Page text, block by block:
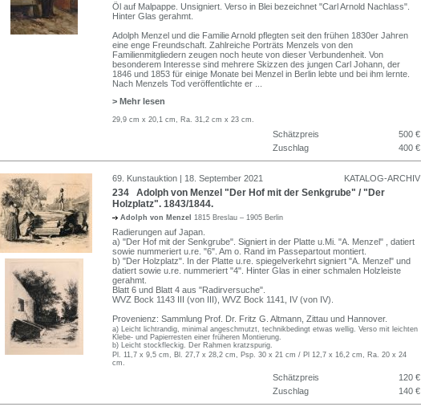
Öl auf Malpappe. Unsigniert. Verso in Blei bezeichnet "Carl Arnold Nachlass".
Hinter Glas gerahmt.
Adolph Menzel und die Familie Arnold pflegten seit den frühen 1830er Jahren
eine enge Freundschaft. Zahlreiche Porträts Menzels von den
Familienmitgliedern zeugen noch heute von dieser Verbundenheit. Von
besonderem Interesse sind mehrere Skizzen des jungen Carl Johann, der
1846 und 1853 für einige Monate bei Menzel in Berlin lebte und bei ihm lernte.
Nach Menzels Tod veröffentlichte er
> Mehr lesen
29,9 cm x 20,1 cm, Ra. 31,2 cm x 23 cm.
Schätzpreis
500 €
Zuschlag
400 €
69. Kunstauktion | 18. September 2021 KATALOG-ARCHIV
234 Adolph von Menzel "Der Hof mit der Senkgrube" / "Der
Holzplatz". 1843/1844.
Adolph von Menzel 1815 Breslau – 1905 Berlin
Radierungen auf Japan.
a) "Der Hof mit der Senkgrube". Signiert in der Platte u.Mi. "A. Menzel" , datiert
sowie nummeriert u.re. "6". Am o. Rand im Passepartout montiert.
b) "Der Holzplatz". In der Platte u.re. spiegelverkehrt signiert "A. Menzel" und
datiert sowie u.re. nummeriert "4". Hinter Glas in einer schmalen Holzleiste
gerahmt.
Blatt 6 und Blatt 4 aus "Radirversuche".
WVZ Bock 1143 III (von III), WVZ Bock 1141, IV (von IV).
Provenienz: Sammlung Prof. Dr. Fritz G. Altmann, Zittau und Hannover.
a) Leicht lichtrandig, minimal angeschmutzt, technikbedingt etwas wellig. Verso mit leichten
Klebe- und Papierresten einer früheren Montierung.
b) Leicht stockfleckig. Der Rahmen kratzspurig.
Pl. 11,7 x 9,5 cm, Bl. 27,7 x 28,2 cm, Psp. 30 x 21 cm / Pl 12,7 x 16,2 cm, Ra. 20 x 24
cm.
Schätzpreis
120 €
Zuschlag
140 €